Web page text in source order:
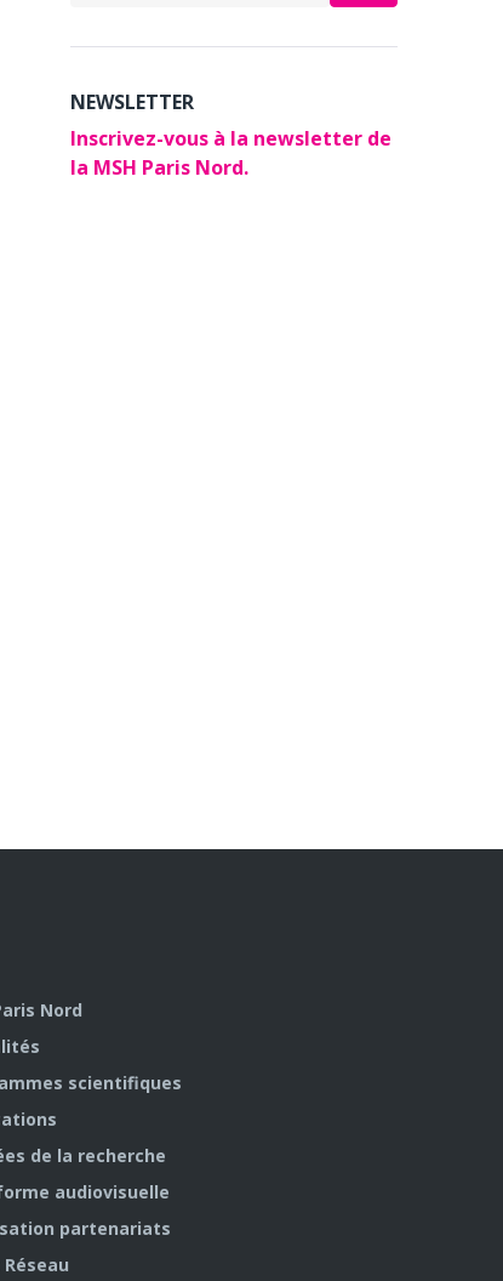
NEWSLETTER
Inscrivez-vous à la newsletter de
la MSH Paris Nord.
Nord
scientifiques
de la recherche
audiovisuelle
partenariats
Réseau